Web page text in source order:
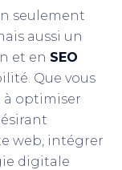
seulement
aussi un
et en SEO
Que vous
à optimiser
web, intégrer
digitale